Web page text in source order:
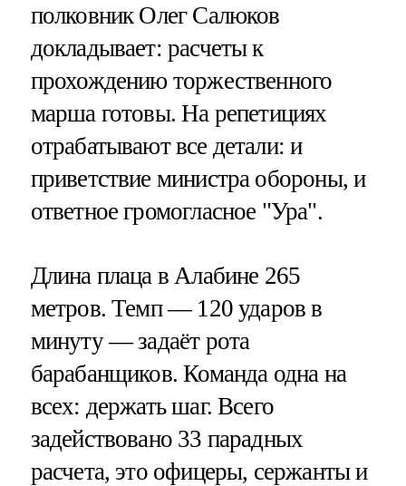
полковник Олег Салюков
докладывает: расчеты к
прохождению торжественного
марша готовы. На репетициях
отрабатывают все детали: и
приветствие министра обороны, и
ответное громогласное "Ура".
Длина плаца в Алабине 265
метров. Темп — 120 ударов в
минуту — задаёт рота
барабанщиков. Команда одна на
всех: держать шаг. Всего
задействовано 33 парадных
расчета, это офицеры, сержанты и